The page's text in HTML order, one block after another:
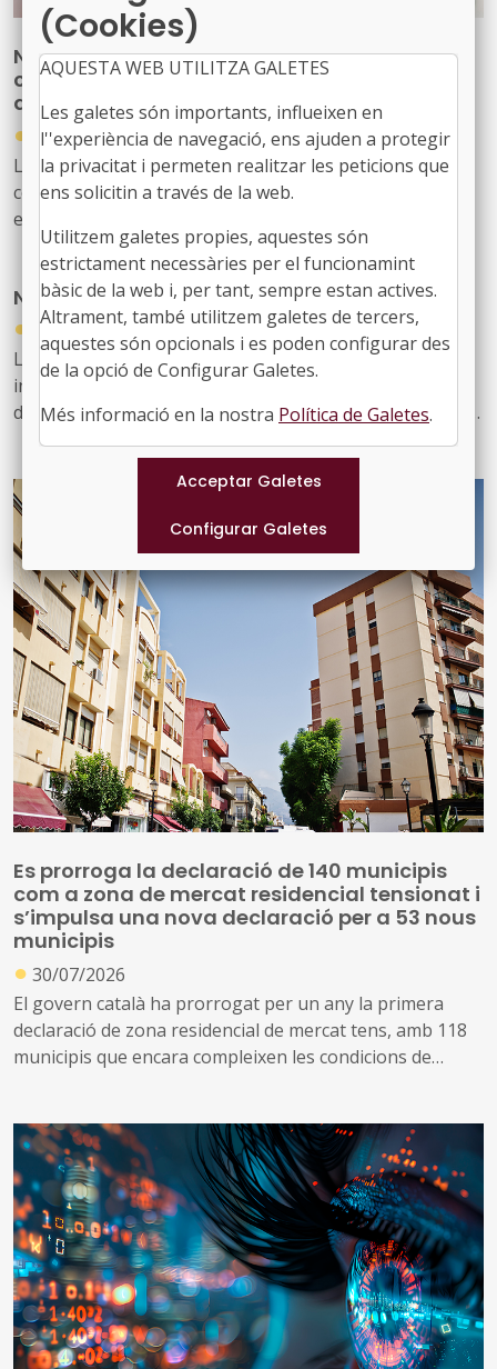
Nova publicació per reforçar les
competències del personal tècnic municipal
d’educació
●
31/07/2026
La Diputació de Barcelona ha editat la publicació ‘Marc
competencial del perfil tècnic municipal d’educació’, una
eina que defineix, ordena i enforteix el nou rol del
personal tècnic d’educació i el seu lideratge en el
desenvolupament i la gestió de les polítiques educatives
locals
Nou butlletí digital de l’FMC, el 934
●
31/07/2026
Les notícies sobre l'activitat de l'FMC, les recents
informacions d'interès per als governs locals, les
disposicions jurídiques noves i diversos actes d'agenda
us arriben amb aquest exemplar, el 934. També inclou
les notícies recents sobre fons europeus
Es prorroga la declaració de 140 municipis
com a zona de mercat residencial tensionat i
s’impulsa una nova declaració per a 53 nous
municipis
● 30/07/2026
El govern català ha prorrogat per un any la primera
declaració de zona residencial de mercat tens, amb 118
municipis que encara compleixen les condicions de
A més, impulsa una nova declaració que inclou altres 53
municipis que no es consideraven de mercat tens, però
que s’ha identificat que ara compleixen les condicions
per aplicar el topall de preus
(Cookies)
AQUESTA WEB UTILITZA GALETES
Les galetes són importants, influeixen en
l''experiència de navegació, ens ajuden a protegir
la privacitat i permeten realitzar les peticions que
ens solicitin a través de la web.
Utilitzem galetes propies, aquestes són
estrictament necessàries per el funcionamint
bàsic de la web i, per tant, sempre estan actives.
Altrament, també utilitzem galetes de tercers,
aquestes són opcionals i es poden configurar des
de la opció de Configurar Galetes.
Més informació en la nostra Política de Galetes.